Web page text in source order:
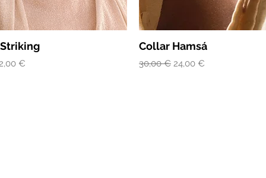
de oferta
€
Collar Hamsá
Precio
30,00 € Precio de oferta
24,00 €